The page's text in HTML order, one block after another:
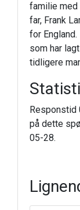
familie med
far, Frank
for
som har
tidligere
Responstid
på dette
05-28.